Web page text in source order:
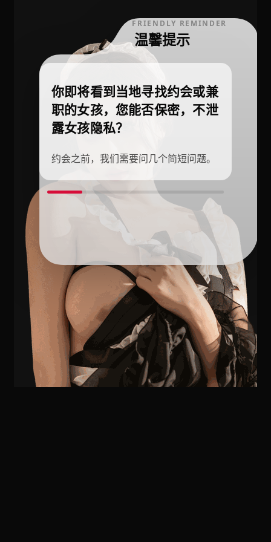
FRIENDLY REMINDER
温馨提示
你即将看到当地寻找约会或兼
职的女孩，您能否保密，不泄
露女孩隐私？
约会之前，我们需要问几个简短问题。